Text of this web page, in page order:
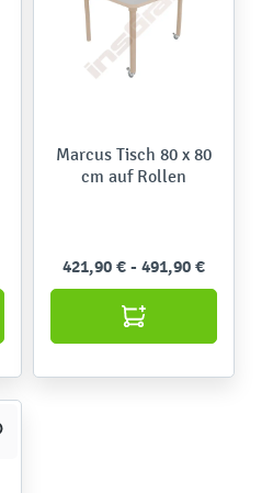
Marcus Tisch 80 x 80
cm auf Rollen
421,90 € - 491,90 €